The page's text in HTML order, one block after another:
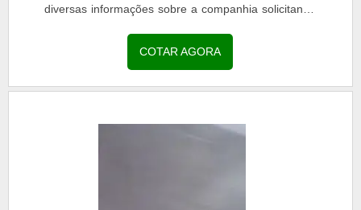
diversas informações sobre a companhia solicitante,
DIGITAL PERSONALIZADO Além de muito utilizado
em ambientes de trabalho, ele é uma excelente
opção de brinde, especialmente para ações de
acessório útil e que evita a perda de crachás, por ex.
COTAR AGORA